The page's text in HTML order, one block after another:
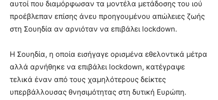
αυτοί που διαμόρφωσαν τα μοντέλα μετάδοσης του ιού
προέβλεπαν επίσης άνευ προηγουμένου απώλειες ζωής
στη Σουηδία αν αρνιόταν να επιβάλει lockdown.
Η Σουηδία, η οποία εισήγαγε ορισμένα εθελοντικά μέτρα
αλλά αρνήθηκε να επιβάλει lockdown, κατέγραψε
τελικά έναν από τους χαμηλότερους δείκτες
υπερβάλλουσας θνησιμότητας στη δυτική Ευρώπη.